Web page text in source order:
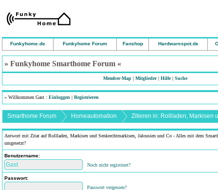
Funkyhome.de Funkyhome Forum Fanshop Hardwarespot.de
» Funkyhome Smarthome Forum «
Member-Map | Mitglieder| Hilfe| Suche
» Willkommen Gast : Einloggen | Registrieren
Smarthome Forum Homeautomation
Antwort mit Zitat auf Rollladen, Markisen und Senkrechtmarkisen, Jalousien und Co - Alles mit dem
umgesetzt?
Benutzername:
Noch nicht registriert?
Passwort:
Passwort vergessen?